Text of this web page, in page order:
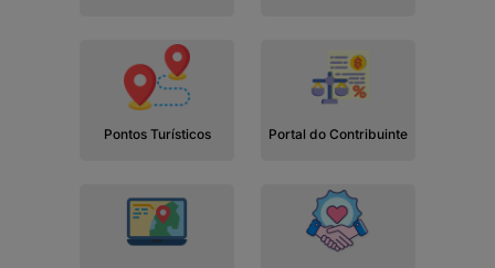
Pontos Turísticos Portal do Contribuinte